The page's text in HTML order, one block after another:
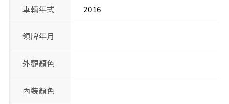
車輛年式 2016
領牌年月
外觀顏色
內裝顏色